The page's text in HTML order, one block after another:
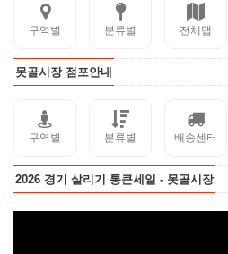
구역별 분류별 전체맵
못골시장 점포안내
구역별 분류별 배송센터
2026 경기 살리기 통큰세일 - 못골시장